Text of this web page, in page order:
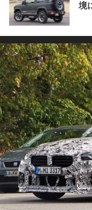
境